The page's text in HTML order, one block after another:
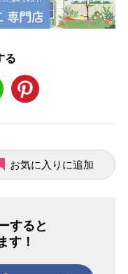
る
お気に入りに追加
すると
す！